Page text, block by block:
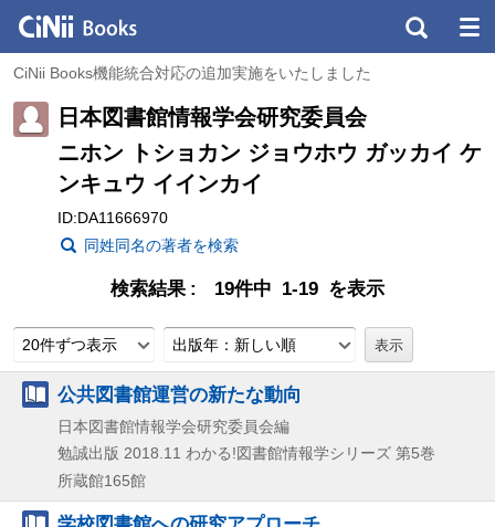
CiNii Books機能統合対応の追加実施をいたしました
日本図書館情報学会研究委員会
ニホン トショカン ジョウホウ ガッカイ ケ
ンキュウ イインカイ
ID:DA11666970
同姓同名の著者を検索
検索結果 19件中 1-19 を表示
20件ずつ表示 出版年：新しい順
公共図書館運営の新たな動向
日本図書館情報学会研究委員会編
勉誠出版 2018.11 わかる!図書館情報学シリーズ 第5巻
所蔵館165館